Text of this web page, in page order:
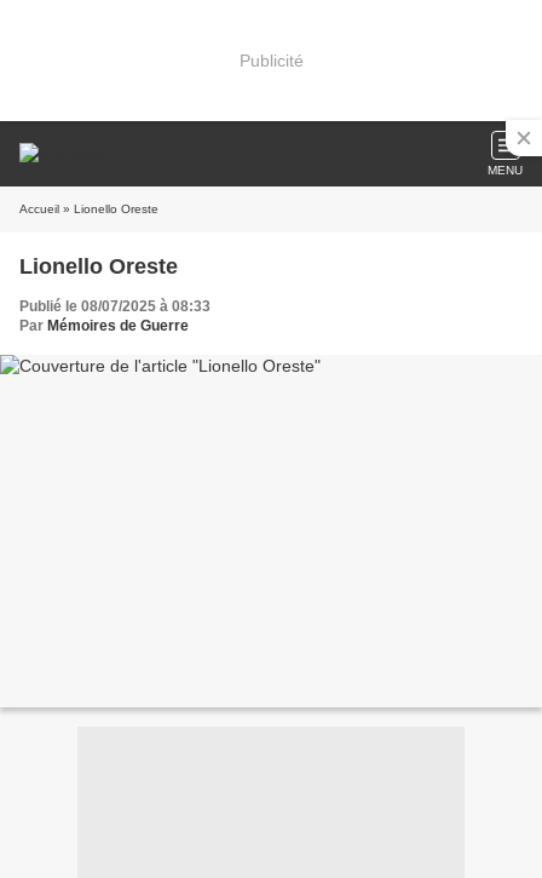
Publicité
MENU
Accueil » Lionello Oreste
Lionello Oreste
Publié le 08/07/2025 à 08:33
Par Mémoires de Guerre